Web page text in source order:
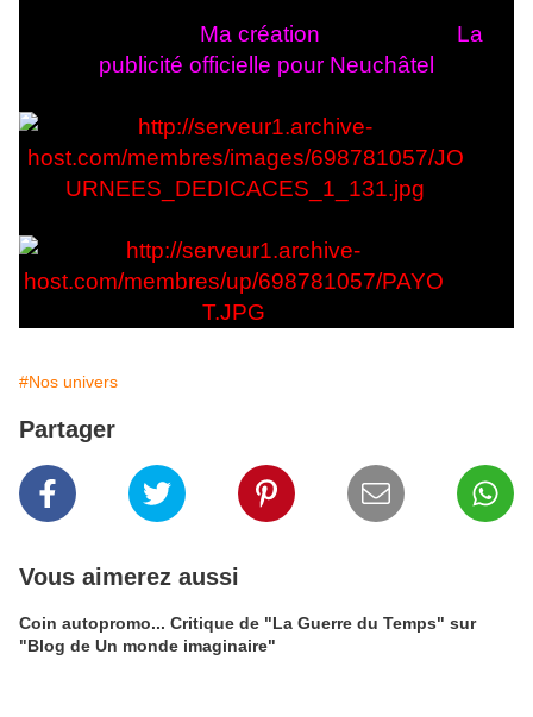
Ma création La
publicité officielle pour Neuchâtel
#Nos univers
Partager
Vous aimerez aussi
Coin autopromo... Critique de "La Guerre du Temps" sur
"Blog de Un monde imaginaire"